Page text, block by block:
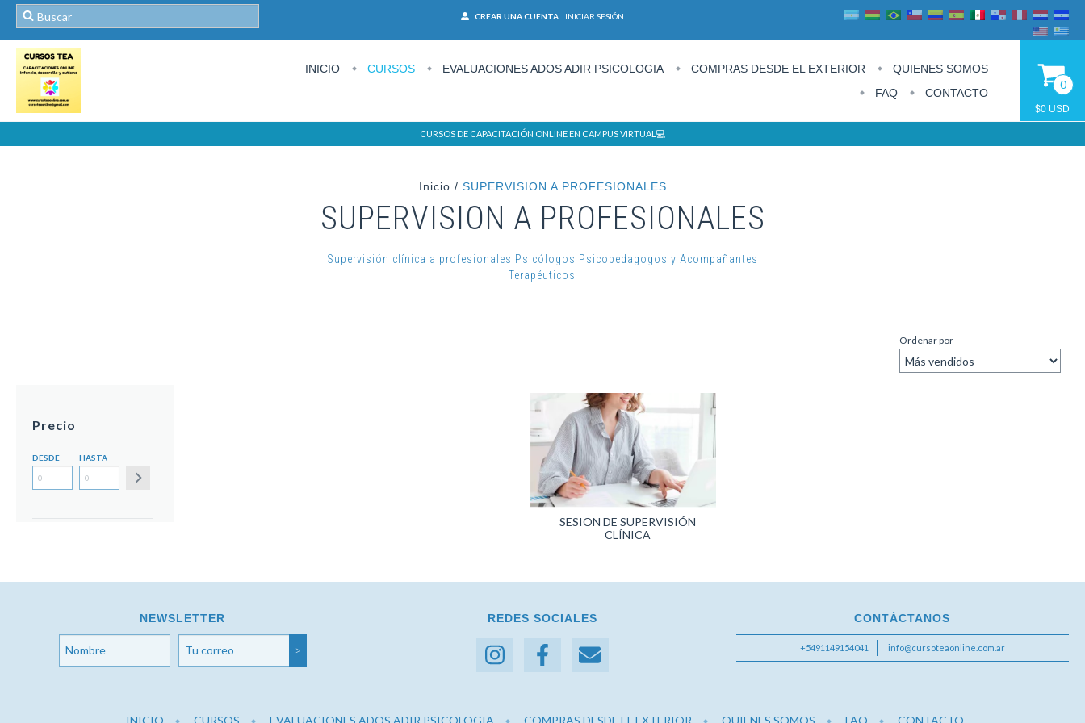
CREAR UNA CUENTA INICIAR SESIÓN
INICIO CURSOS EVALUACIONES ADOS ADIR PSICOLOGIA COMPRAS DESDE EL EXTERIOR
QUIENES SOMOS
FAQ
CONTACTO
0
$0 USD
CURSOS DE CAPACITACIÓN ONLINE EN CAMPUS VIRTUAL💻
Inicio / SUPERVISION A PROFESIONALES
SUPERVISION A PROFESIONALES
Supervisión clínica a profesionales Psicólogos Psicopedagogos y Acompañantes
Terapéuticos
Ordenar por
Precio
DESDE HASTA
SESION DE SUPERVISIÓN
CLÍNICA
NEWSLETTER REDES SOCIALES CONTÁCTANOS
+5491149154041 info@cursoteaonline.com.ar